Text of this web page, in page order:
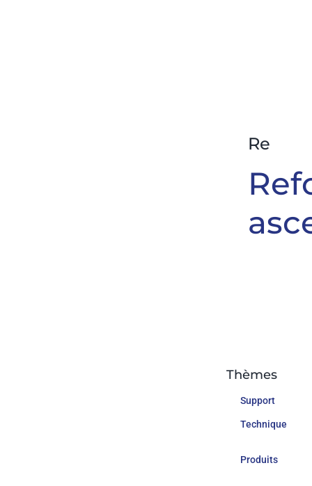
Thèmes
Support
Technique
Produits